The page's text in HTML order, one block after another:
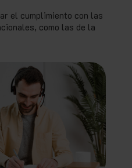
el cumplimiento con las
como las de la